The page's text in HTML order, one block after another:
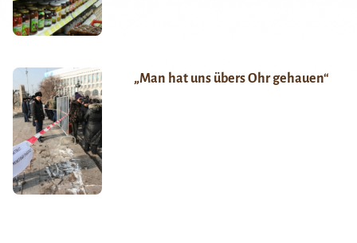
„Man hat uns übers Ohr gehauen“